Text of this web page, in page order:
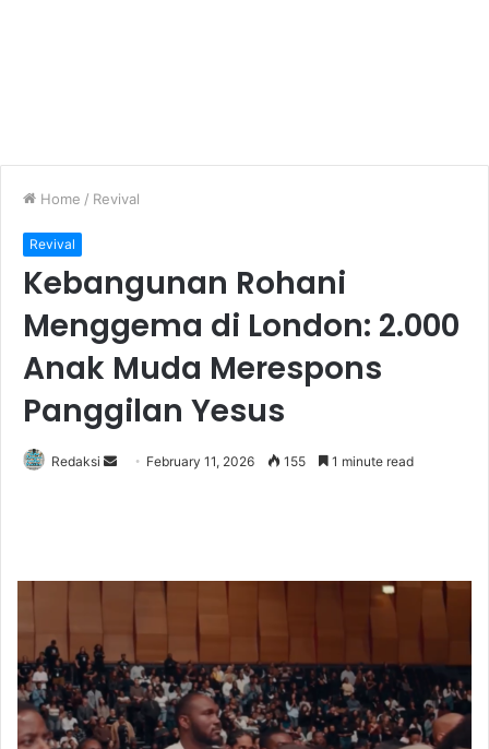
Home / Revival
Revival
Kebangunan Rohani
Menggema di London: 2.000
Anak Muda Merespons
Panggilan Yesus
Redaksi
a
i
l
February 11, 2026 155 1 minute read